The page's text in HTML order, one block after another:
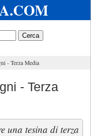
- Terza Media
- Terza
una tesina di terza